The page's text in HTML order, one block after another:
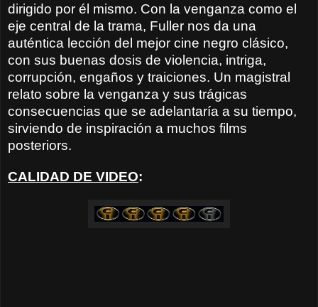
dirigido por él mismo. Con la venganza como el
eje central de la trama, Fuller nos da una
auténtica lección del mejor cine negro clásico,
con sus buenas dosis de violencia, intriga,
corrupción, engaños y traiciones. Un magistral
relato sobre la venganza y sus trágicas
consecuencias que se adelantaría a su tiempo,
sirviendo de inspiración a muchos films
posteriors.
CALIDAD DE VIDEO: